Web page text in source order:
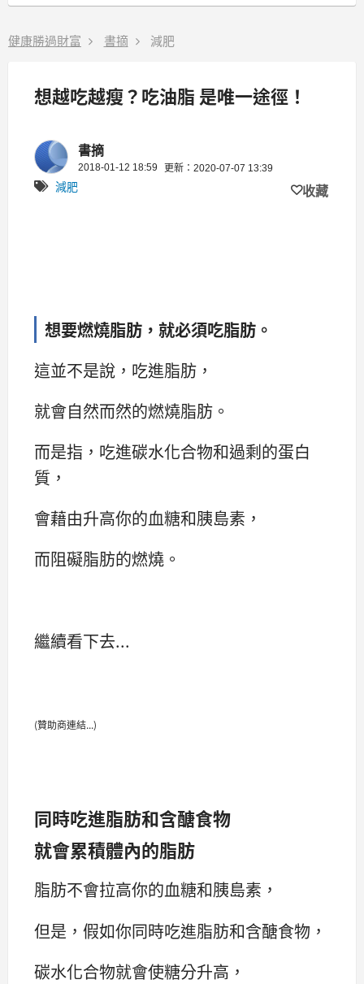
健康勝過財富 書摘 減肥
想越吃越瘦？吃油脂 是唯一途徑！
書摘
2018-01-12 18:59 更新：2020-07-07 13:39
減肥 收藏
想要燃燒脂肪，就必須吃脂肪。
這並不是說，吃進脂肪，
就會自然而然的燃燒脂肪。
而是指，吃進碳水化合物和過剩的蛋白
質，
會藉由升高你的血糖和胰島素，
而阻礙脂肪的燃燒。
繼續看下去...
(贊助商連結...)
同時吃進脂肪和含醣食物
就會累積體內的脂肪
脂肪不會拉高你的血糖和胰島素，
但是，假如你同時吃進脂肪和含醣食物，
碳水化合物就會使糖分升高，